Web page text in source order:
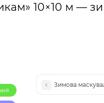
10×10 м —
Зимова